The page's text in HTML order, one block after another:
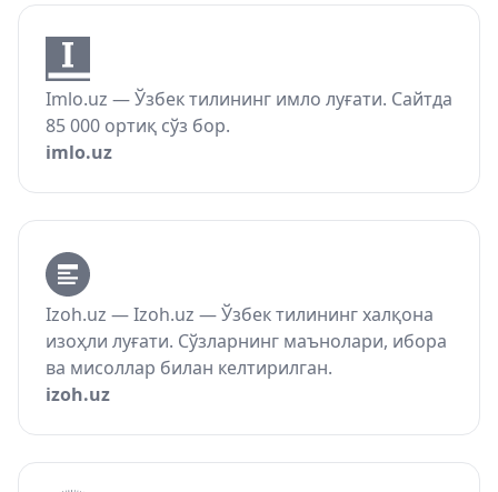
Imlo.uz — Ўзбек тилининг имло луғати. Сайтда
85 000 ортиқ сўз бор.
imlo.uz
Izoh.uz — Izoh.uz — Ўзбек тилининг халқона
изоҳли луғати. Сўзларнинг маънолари, ибора
ва мисоллар билан келтирилган.
izoh.uz